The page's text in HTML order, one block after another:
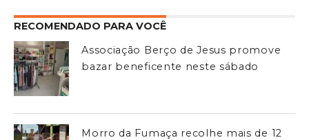
RECOMENDADO PARA VOCÊ
Associação Berço de Jesus promove
bazar beneficente neste sábado
Morro da Fumaça recolhe mais de 12